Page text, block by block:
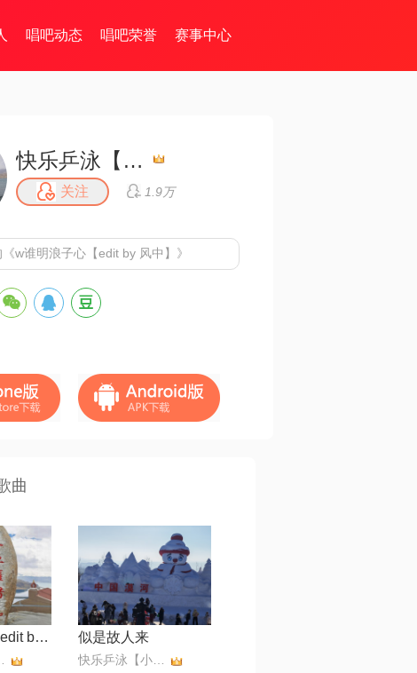
唱吧动态 唱吧荣誉 赛事中心
快乐乒泳【小小滨】无币
关注 1.9万
w谁明浪子心【edit by 风中】》
曲
w真的汉子【edit by 风中】 似是故人来